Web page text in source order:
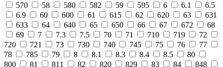
570
58 580 582 59 595 6 6.1
6.5
6.9
60 600 61 615 62 620 63
631
633
64 640 65 650 66 67 672
68
69
7 7.3 7.5 70 71 710 719
72
720
721 73 730 740 745 75 76
77
78
785 79 8 8.1 8.3 8.4 8.5
80
800
81 811 82 820 829 83 84
848